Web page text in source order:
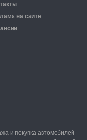
на сайте
и покупка автомобилей